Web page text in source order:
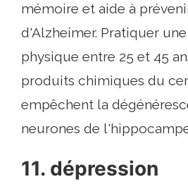
mémoire et aide à
d'Alzheimer. Pratiquer
physique entre 25 et 45
produits chimiques du
empêchent la
neurones de
11. dépression